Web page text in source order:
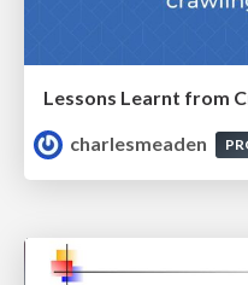
Lessons Learnt from
charlesmeaden